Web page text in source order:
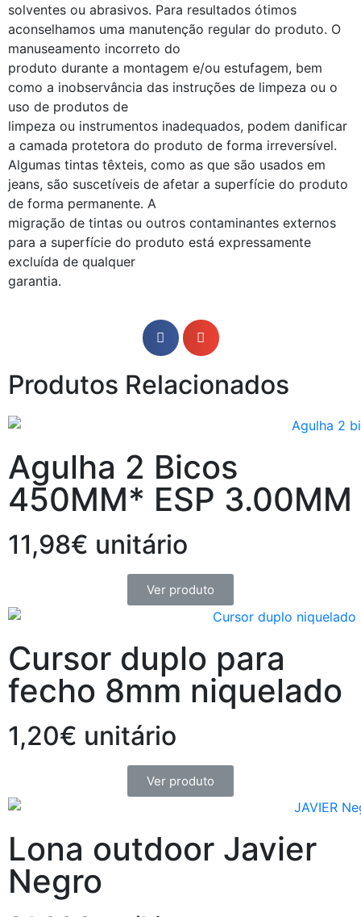
solventes ou abrasivos. Para resultados ótimos
aconselhamos uma manutenção regular do produto. O
manuseamento incorreto do
produto durante a montagem e/ou estufagem, bem
como a inobservância das instruções de limpeza ou o
uso de produtos de
limpeza ou instrumentos inadequados, podem danificar
a camada protetora do produto de forma irreversível.
Algumas tintas têxteis, como as que são usados em
jeans, são suscetíveis de afetar a superfície do produto
de forma permanente. A
migração de tintas ou outros contaminantes externos
para a superfície do produto está expressamente
excluída de qualquer
garantia.
Produtos Relacionados
Agulha 2 Bicos
450MM* ESP 3.00MM
11,98€ unitário
Ver produto
Cursor duplo para
fecho 8mm niquelado
1,20€ unitário
Ver produto
Lona outdoor Javier
Negro